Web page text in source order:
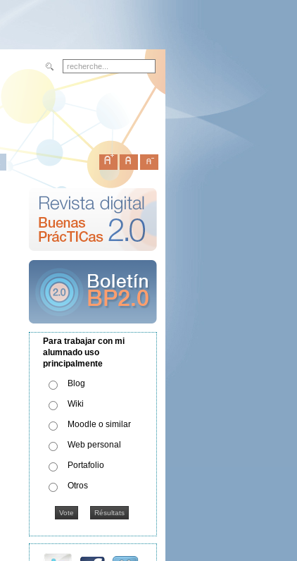
Para trabajar con mi
alumnado uso
principalmente
Blog
Wiki
Moodle o similar
Web personal
Portafolio
Otros